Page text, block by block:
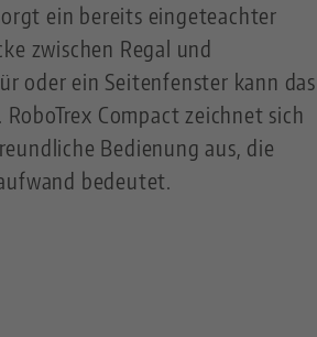
ein bereits eingeteachter
zwischen Regal und
oder ein Seitenfenster kann das
Compact zeichnet sich
Bedienung aus, die
bedeutet.